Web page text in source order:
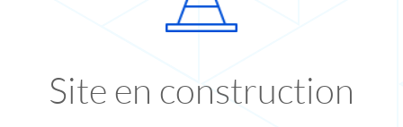
Site en construction